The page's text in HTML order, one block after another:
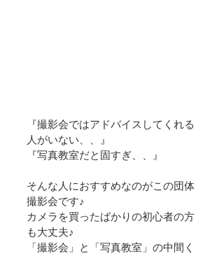
『撮影会ではアドバイスしてくれる
人がいない、、』
『写真教室だと固すぎ、、』
そんな人におすすめなのがこの団体
撮影会です♪
カメラを買ったばかりの初心者の方
も大丈夫♪
​「撮影会」と「写真教室」の中間く